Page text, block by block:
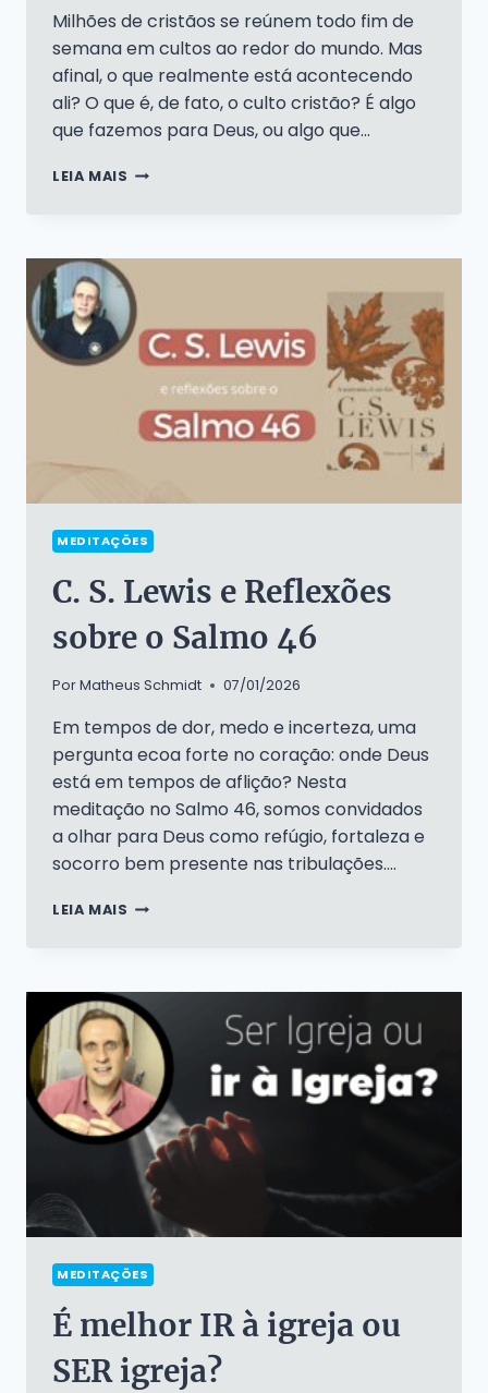
Milhões de cristãos se reúnem todo fim de
semana em cultos ao redor do mundo. Mas
afinal, o que realmente está acontecendo
ali? O que é, de fato, o culto cristão? É algo
que fazemos para Deus, ou algo que…
LEIA MAIS CULTO
MEDITAÇÕES
C. S. Lewis e Reflexões
sobre o Salmo 46
PorMatheus Schmidt 07/01/2026
Em tempos de dor, medo e incerteza, uma
pergunta ecoa forte no coração: onde Deus
está em tempos de aflição? Nesta
meditação no Salmo 46, somos convidados
a olhar para Deus como refúgio, fortaleza e
socorro bem presente nas tribulações….
LEIA MAIS C.
REFLEXÕES
SOBRE
O
SALMO
46
MEDITAÇÕES
É melhor IR à igreja ou
SER igreja?